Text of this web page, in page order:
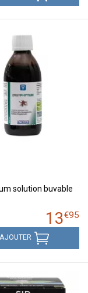
solution buvable
13€95
AJOUTER